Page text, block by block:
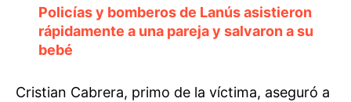
Policías y bomberos de Lanús asistieron
rápidamente a una pareja y salvaron a su
bebé
Cristian Cabrera, primo de la víctima, aseguró a